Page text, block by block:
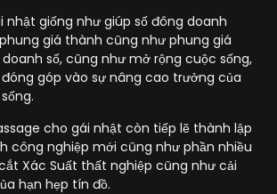
nhật giống như giúp số đông doanh
giá thành cũng như phung giá
số, cũng như mở rộng cuộc sống,
góp vào sự nâng cao trưởng của
cho gái nhật còn tiếp lẽ thành lập
công nghiệp mới cũng như phần nhiều
Xác Suất thất nghiệp cũng như cải
hạn hẹp tín đồ.